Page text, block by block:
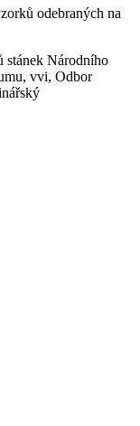
stánek Národního
vvi, Odbor